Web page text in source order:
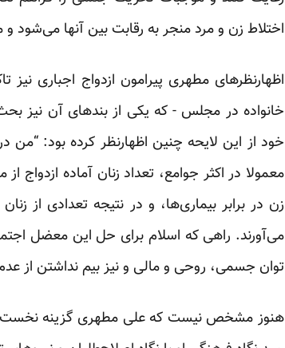
اختلاط زن و مرد منجر به رقابت بین آنها می‌شود
اظهارنظرهای مطهری پیرامون ازدواج اجباری
خانواده در مجلس - که یکی از بندهای آن نیز
خود از این لایحه چنین اظهارنظر کرده بود:
معمولا در اکثر جوامع، تعداد زنان آماده
زن در برابر بیماری‌ها، و در نتیجه تعدادی از
می‌آورند. راهی که اسلام برای حل این معضل
توان جسمی، روحی و مالی و نیز بیم نداشتن از
هنوز مشخص نیست که علی مطهری گزینه نخست